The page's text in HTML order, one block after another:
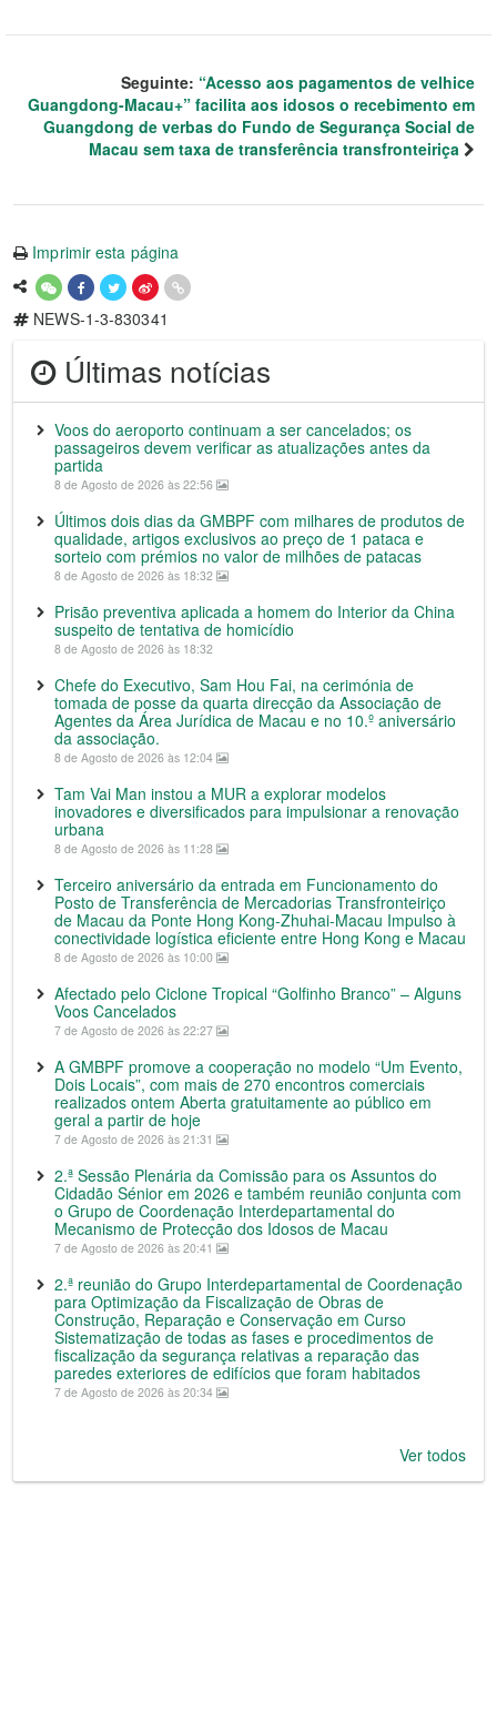
Seguinte: “Acesso aos pagamentos de velhice
Guangdong-Macau+” facilita aos idosos o recebimento em
Guangdong de verbas do Fundo de Segurança Social de
Macau sem taxa de transferência transfronteiriça
Imprimir esta página
NEWS-1-3-830341
Últimas notícias
Voos do aeroporto continuam a ser cancelados; os
passageiros devem verificar as atualizações antes da
partida
8 de Agosto de 2026 às 22:56
Últimos dois dias da GMBPF com milhares de produtos de
qualidade, artigos exclusivos ao preço de 1 pataca e
sorteio com prémios no valor de milhões de patacas
8 de Agosto de 2026 às 18:32
Prisão preventiva aplicada a homem do Interior da China
suspeito de tentativa de homicídio
8 de Agosto de 2026 às 18:32
Chefe do Executivo, Sam Hou Fai, na cerimónia de
tomada de posse da quarta direcção da Associação de
Agentes da Área Jurídica de Macau e no 10.º aniversário
da associação.
8 de Agosto de 2026 às 12:04
Tam Vai Man instou a MUR a explorar modelos
inovadores e diversificados para impulsionar a renovação
urbana
8 de Agosto de 2026 às 11:28
Terceiro aniversário da entrada em Funcionamento do
Posto de Transferência de Mercadorias Transfronteiriço
de Macau da Ponte Hong Kong-Zhuhai-Macau Impulso à
conectividade logística eficiente entre Hong Kong e Macau
8 de Agosto de 2026 às 10:00
Afectado pelo Ciclone Tropical “Golfinho Branco” – Alguns
Voos Cancelados
7 de Agosto de 2026 às 22:27
A GMBPF promove a cooperação no modelo “Um Evento,
Dois Locais”, com mais de 270 encontros comerciais
realizados ontem Aberta gratuitamente ao público em
geral a partir de hoje
7 de Agosto de 2026 às 21:31
2.ª Sessão Plenária da Comissão para os Assuntos do
Cidadão Sénior em 2026 e também reunião conjunta com
o Grupo de Coordenação Interdepartamental do
Mecanismo de Protecção dos Idosos de Macau
7 de Agosto de 2026 às 20:41
2.ª reunião do Grupo Interdepartamental de Coordenação
para Optimização da Fiscalização de Obras de
Construção, Reparação e Conservação em Curso
Sistematização de todas as fases e procedimentos de
fiscalização da segurança relativas a reparação das
paredes exteriores de edifícios que foram habitados
7 de Agosto de 2026 às 20:34
Ver todos